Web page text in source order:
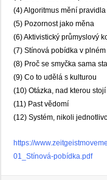
(4) Algoritmus mění
(5) Pozornost jako měna
(6) Aktivistický průmyslový
(7) Stínová pobídka v
(8) Proč se smyčka sama
(9) Co to udělá s kulturou
(10) Otázka, nad kterou
(11) Past vědomí
(12) Systém, nikoli
https://
01_Stínová-pobídka.pdf